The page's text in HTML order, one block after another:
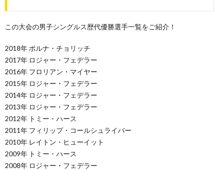
この大会の男子シングルス歴代優勝選手一覧をご紹介！
2018年 ボルナ・チョリッチ
2017年 ロジャー・フェデラー
2016年 フロリアン・マイヤー
2015年 ロジャー・フェデラー
2014年 ロジャー・フェデラー
2013年 ロジャー・フェデラー
2012年 トミー・ハース
2011年 フィリップ・コールシュライバー
2010年 レイトン・ヒューイット
2009年 トミー・ハース
2008年 ロジャー・フェデラー